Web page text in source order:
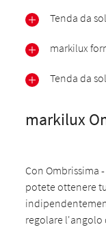
Tenda da
markilux
Tenda da
markilux
Con Ombrissima
potete ottenere
regolare l'angolo